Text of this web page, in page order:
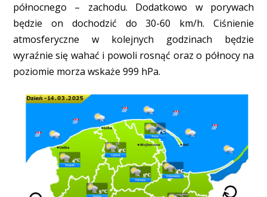
północnego – zachodu. Dodatkowo w porywach
będzie on dochodzić do 30-60 km/h. Ciśnienie
atmosferyczne w kolejnych godzinach będzie
wyraźnie się wahać i powoli rosnąć oraz o północy na
poziomie morza wskaże 999 hPa.